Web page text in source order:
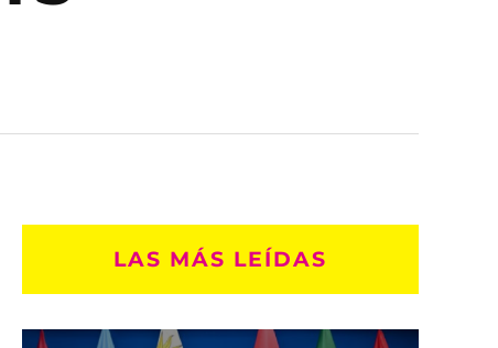
LAS MÁS LEÍDAS